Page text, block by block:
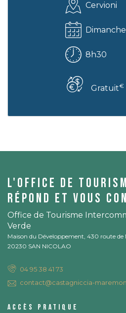
Cervioni
8h30
Gratuit€
L'office de
répond et vous
Office de Tourisme
Verde
Maison du Développement, 430 route de
20230 SAN NICOLAO
04 95 38 41 73
contact@castagniccia-
Accès pratique